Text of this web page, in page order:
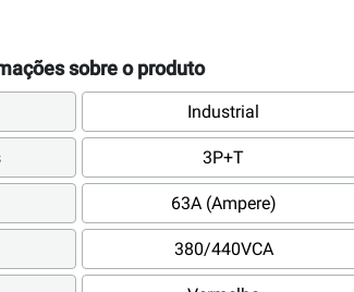
sobre o produto
Industrial
3P+T
63A (Ampere)
380/440VCA